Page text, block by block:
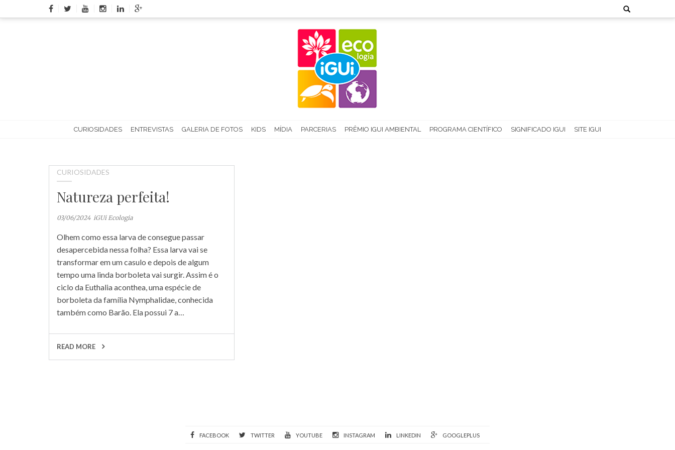
to
Search
for:
CURIOSIDADES ENTREVISTAS GALERIA DE FOTOS KIDS MÍDIA PARCERIAS PRÊMIO IGUI AMBIENTAL PROGRAMA CIENTÍFICO SIGNIFICADO IGUI SITE IGUI
CURIOSIDADES
Natureza perfeita!
03/06/2024 iGUi Ecologia
Olhem como essa larva de consegue passar
desapercebida nessa folha? Essa larva vai se
transformar em um casulo e depois de algum
tempo uma linda borboleta vai surgir. Assim é o
ciclo da Euthalia aconthea, uma espécie de
borboleta da família Nymphalidae, conhecida
também como Barão. Ela possui 7 a…
READ MORE
FACEBOOK TWITTER YOUTUBE INSTAGRAM LINKEDIN GOOGLEPLUS